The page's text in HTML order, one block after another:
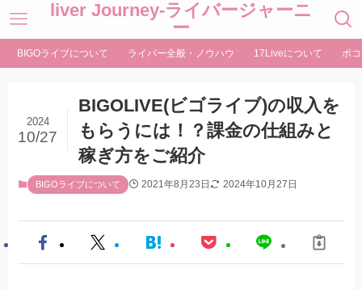
liver Journey-ライバージャーニ
ー
BIGOライブについて ライバー全般・ノウハウ 17Liveについて ポ
BIGOLIVE(ビゴライブ)の収入を
もらうには！？課金の仕組みと
稼ぎ方をご紹介
2024
10/27
BIGOライブについて 2021年8月23日 2024年10月27日